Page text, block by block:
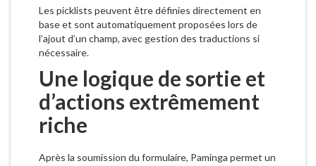
Les picklists peuvent être définies directement en
base et sont automatiquement proposées lors de
l’ajout d’un champ, avec gestion des traductions si
nécessaire.
Une logique de sortie et
d’actions extrêmement
riche
Après la soumission du formulaire, Paminga permet un